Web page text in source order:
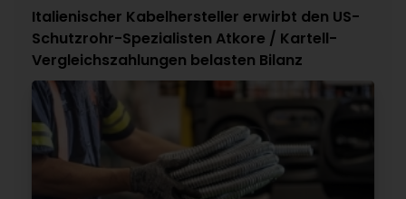
Italienischer Kabelhersteller erwirbt den US-
Schutzrohr-Spezialisten Atkore / Kartell-
Vergleichszahlungen belasten Bilanz